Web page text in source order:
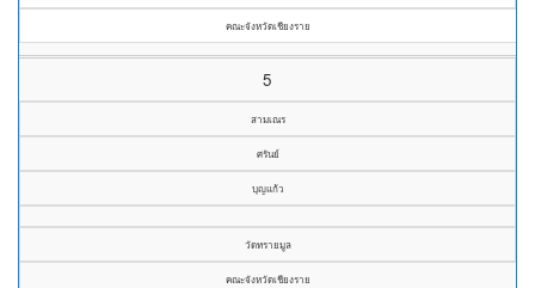
คณะจังหวัดเชียงราย
5
สามเณร
ศรันย์
บุญแก้ว
วัดทรายมูล
คณะจังหวัดเชียงราย